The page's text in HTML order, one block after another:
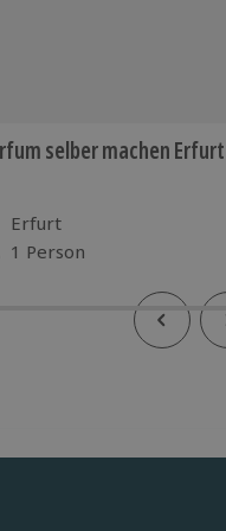
selber machen Erfurt
Erfurt
1 Person